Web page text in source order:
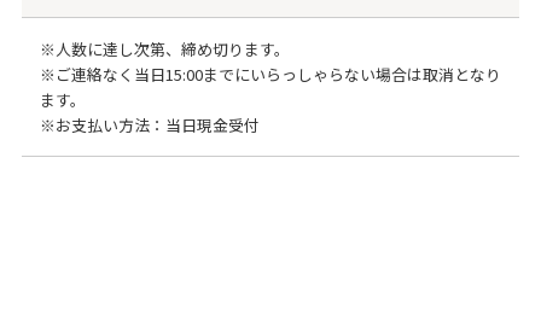
※人数に達し次第、締め切ります。
※ご連絡なく当日15:00までにいらっしゃらない場合は取消となり
ます。
※お支払い方法：当日現金受付